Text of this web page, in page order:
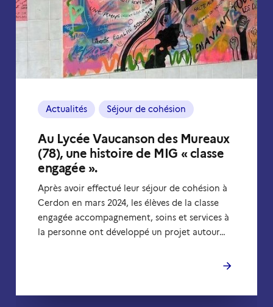
Actualités Séjour de cohésion
Au Lycée Vaucanson des Mureaux
(78), une histoire de MIG « classe
engagée ».
Après avoir effectué leur séjour de cohésion à
Cerdon en mars 2024, les élèves de la classe
engagée accompagnement, soins et services à
la personne ont développé un projet autour…